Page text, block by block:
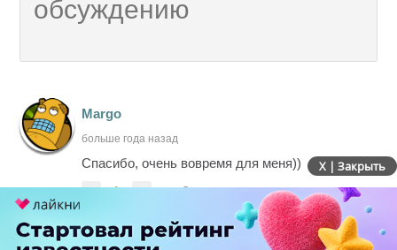
Margo
больше года назад
Спасибо, очень вовремя для меня))
- 1 + Ответить
X | Закрыть